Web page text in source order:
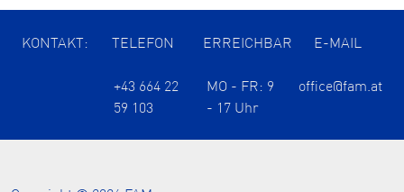
KONTAKT: TELEFON ERREICHBAR E-MAIL
+43 664 22
59 103
MO - FR: 9
- 17 Uhr
office@fam.at